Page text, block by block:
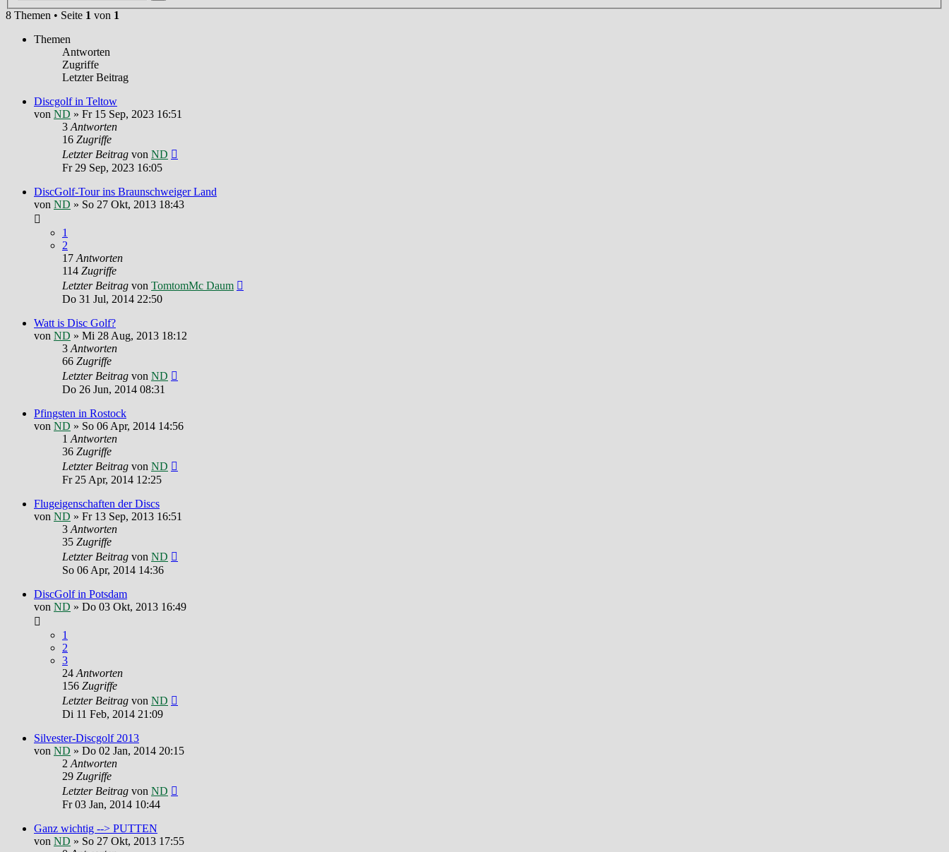
8 Themen • Seite 1 von 1
Themen
Antworten
Zugriffe
Letzter Beitrag
Discgolf in Teltow
von ND » Fr 15 Sep, 2023 16:51
3 Antworten
16 Zugriffe
Letzter Beitrag von ND
Fr 29 Sep, 2023 16:05
DiscGolf-Tour ins Braunschweiger Land
von ND » So 27 Okt, 2013 18:43
1
2
17 Antworten
114 Zugriffe
Letzter Beitrag von TomtomMc Daum
Do 31 Jul, 2014 22:50
Watt is Disc Golf?
von ND » Mi 28 Aug, 2013 18:12
3 Antworten
66 Zugriffe
Letzter Beitrag von ND
Do 26 Jun, 2014 08:31
Pfingsten in Rostock
von ND » So 06 Apr, 2014 14:56
1 Antworten
36 Zugriffe
Letzter Beitrag von ND
Fr 25 Apr, 2014 12:25
Flugeigenschaften der Discs
von ND » Fr 13 Sep, 2013 16:51
3 Antworten
35 Zugriffe
Letzter Beitrag von ND
So 06 Apr, 2014 14:36
DiscGolf in Potsdam
von ND » Do 03 Okt, 2013 16:49
1
2
3
24 Antworten
156 Zugriffe
Letzter Beitrag von ND
Di 11 Feb, 2014 21:09
Silvester-Discgolf 2013
von ND » Do 02 Jan, 2014 20:15
2 Antworten
29 Zugriffe
Letzter Beitrag von ND
Fr 03 Jan, 2014 10:44
Ganz wichtig --> PUTTEN
von ND » So 27 Okt, 2013 17:55